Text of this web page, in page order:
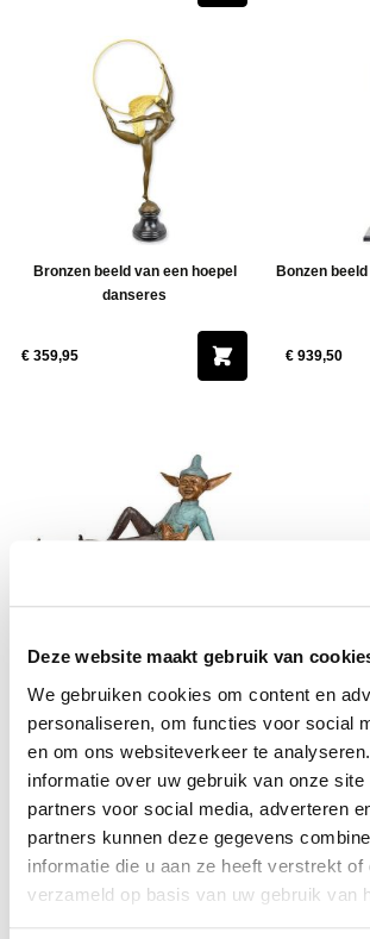
Deze website maakt gebruik van
We gebruiken cookies om content en
personaliseren, om functies voor social
en om ons websiteverkeer te
informatie over uw gebruik van onze site
partners voor social media, adverteren
partners kunnen deze gegevens
informatie die u aan ze heeft verstrekt of
verzameld op basis van uw gebruik van
Bronzen beeld van een hoepel
danseres
€ 359,95
Bonzen
€ 939,50
een masker vasthoudt - Lengte 104
cm
€ 1.109,50
een
€ 897,75